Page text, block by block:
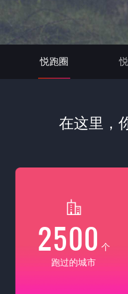
悦跑圈
在这里，
2500 个
跑过的城市